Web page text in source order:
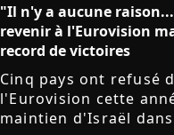
"Il n'y a aucune
revenir à l'Eurovision
record de victoires
Cinq pays ont refusé
l'Eurovision cette
maintien d'Israël